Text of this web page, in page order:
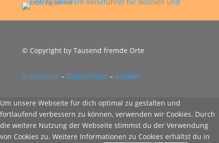
© Copyright by Tausend fremde Orte
Impressum – Datenschutz – Kontakt
Um unsere Webseite für dich optimal zu gestalten und
fortlaufend verbessern zu können, verwenden wir Cookies. Durch
die weitere Nutzung der Webseite stimmst du der Verwendung
von Cookies zu. Weitere Informationen zu Cookies erhältst du in